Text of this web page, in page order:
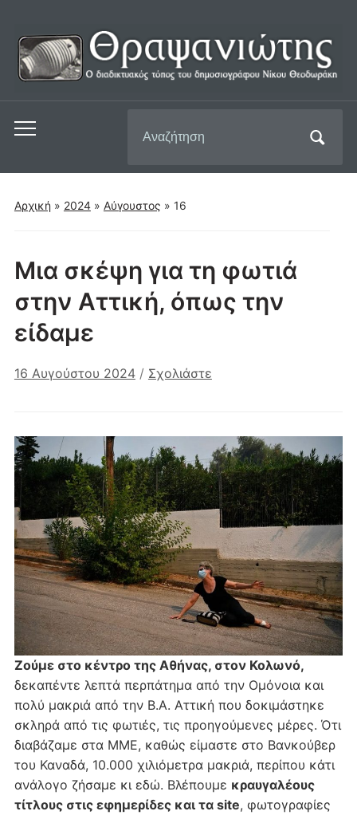
Εναλλαγή
μενού
για
για:
Αρχική » 2024» Αύγουστος » 16
Μια σκέψη για τη φωτιά
στην Αττική, όπως την
είδαμε
16 Αυγούστου 2024 / Σχολιάστε
Ζούμε στο κέντρο της Αθήνας, στον Κολωνό,
δεκαπέντε λεπτά περπάτημα από την Ομόνοια και
πολύ μακριά από την Β.Α. Αττική που δοκιμάστηκε
σκληρά από τις φωτιές, τις προηγούμενες μέρες. Ότι
διαβάζαμε στα ΜΜΕ, καθώς είμαστε στο Βανκούβερ
του Καναδά, 10.000 χιλιόμετρα μακριά, περίπου κάτι
ανάλογο ζήσαμε κι εδώ. Βλέπουμε κραυγαλέους
τίτλους στις εφημερίδες και τα site, φωτογραφίες